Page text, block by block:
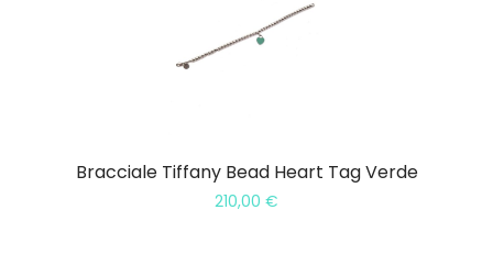
Bracciale Tiffany Bead Heart Tag Verde
210,00 €